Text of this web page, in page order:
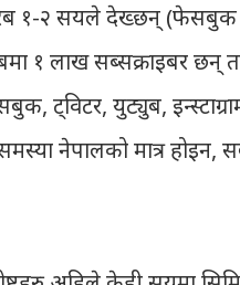
१-२ सयले देख्छन् (फेसबुक
१ लाख सब्सक्राइबर छन्
ट्विटर, युट्युब,
नेपालको मात्र होइन,